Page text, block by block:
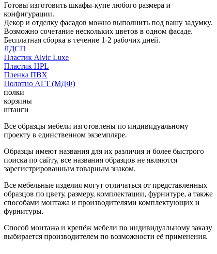
Готовы изготовить шкафы-купе любого размера и
конфигурации.
Декор и отделку фасадов можно выполнить под вашу задумку.
Возможно сочетание нескольких цветов в одном фасаде.
Бесплатная сборка в течение 1-2 рабочих дней.
ЛДСП
Пластик Alvic Luxe
Пластик HPL
Пленка ПВХ
Полотно АГТ (МДФ)
полки
корзины
штанги
Все образцы мебели изготовлены по индивидуальному
проекту в единственном экземпляре.
Образцы имеют названия для их различия и более быстрого
поиска по сайту, все названия образцов не являются
зарегистрированным товарным знаком.
Все мебельные изделия могут отличаться от представленных
образцов по цвету, размеру, комплектации, фурнитуре, а также
способами монтажа и производителями комплектующих и
фурнитуры.
Способ монтажа и крепёж мебели по индивидуальному заказу
выбирается производителем по возможности её применения.